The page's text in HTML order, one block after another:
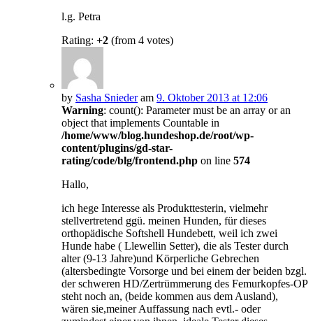
l.g. Petra
Rating: +2 (from 4 votes)
by Sasha Sniederam 9. Oktober 2013 at 12:06
Warning: count(): Parameter must be an array or an
object that implements Countable in
/home/www/blog.hundeshop.de/root/wp-
content/plugins/gd-star-
rating/code/blg/frontend.php on line 574
Hallo,
ich hege Interesse als Produkttesterin, vielmehr
stellvertretend ggü. meinen Hunden, für dieses
orthopädische Softshell Hundebett, weil ich zwei
Hunde habe ( Llewellin Setter), die als Tester durch
alter (9-13 Jahre)und Körperliche Gebrechen
(altersbedingte Vorsorge und bei einem der beiden bzgl.
der schweren HD/Zertrümmerung des Femurkopfes-OP
steht noch an, (beide kommen aus dem Ausland),
wären sie,meiner Auffassung nach evtl.- oder